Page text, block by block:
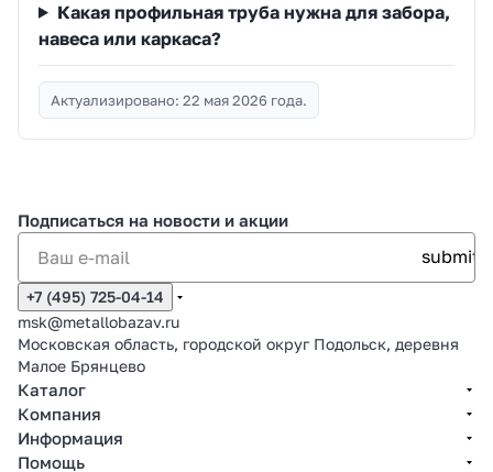
Какая профильная труба нужна для забора,
навеса или каркаса?
Актуализировано: 22 мая 2026 года.
Подписаться на новости и акции
+7 (495) 725-04-14
msk@metallobazav.ru
Московская область, городской округ Подольск, деревня
Малое Брянцево
Каталог
Компания
Информация
Помощь